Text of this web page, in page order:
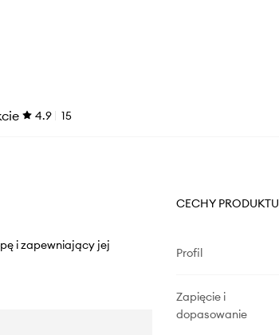
4.9 15
i zapewniający jej
CECHY PRODUKTU
Profil
Zapięcie i
dopasowanie